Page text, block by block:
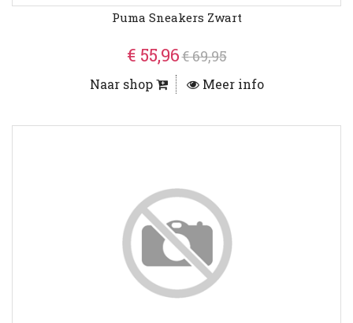
Puma Sneakers Zwart
€ 55,96€ 69,95
Naar shop Meer info